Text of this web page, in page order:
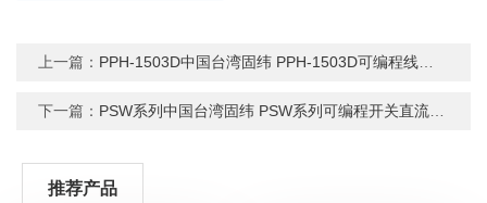
上一篇： PPH-1503D中国台湾固纬 PPH-1503D可编程线性直流电源
下一篇： PSW系列中国台湾固纬 PSW系列可编程开关直流电源
推荐产品